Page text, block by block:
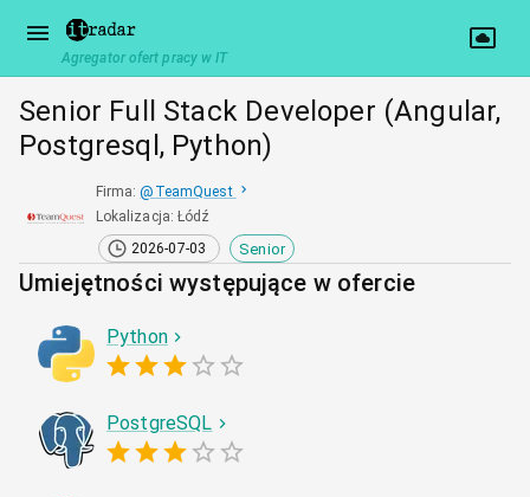
Agregator ofert pracy w IT
Senior Full Stack Developer (Angular,
Postgresql, Python)
Firma: @ TeamQuest
Lokalizacja:Łódź
2026-07-03
Senior
Umiejętności występujące w ofercie
Python
PostgreSQL